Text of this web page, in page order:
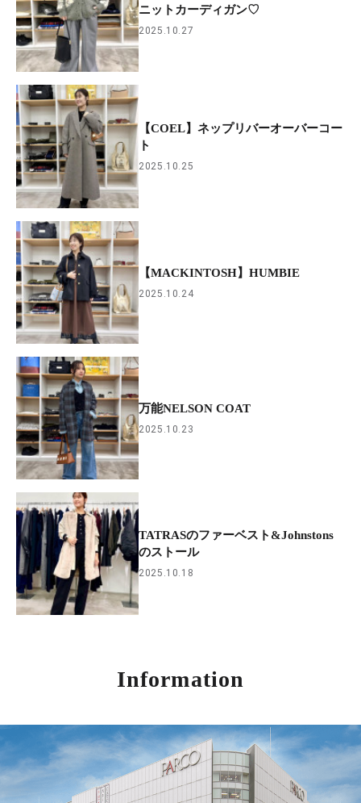
ニットカーディガン♡
2025.10.27
【COEL】ネップリバーオーバーコー
ト
2025.10.25
【MACKINTOSH】HUMBIE
2025.10.24
万能NELSON COAT
2025.10.23
TATRASのファーベスト&Johnstons
のストール
2025.10.18
Information